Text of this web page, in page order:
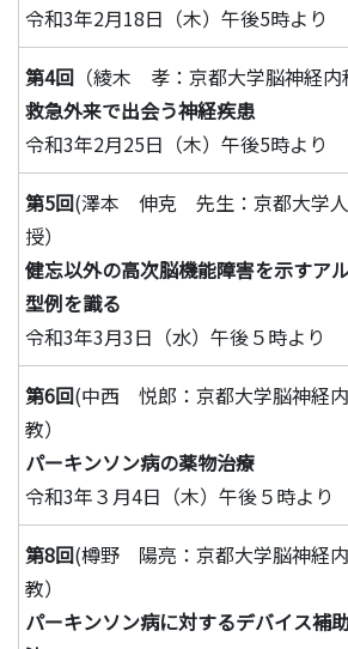
令和3年2月18日（木）午後5時より
第4回 （綾木 孝：京都大学脳神経
救急外来で出会う神経疾患
令和3年2月25日（木）午後5時より
第5回(澤本 伸克 先生：京都大学
授）
健忘以外の高次脳機能障害を示すア
型例を識る
令和3年3月3日（水）午後５時より
第6回(中西 悦郎：京都大学脳神経
教）
パーキンソン病の薬物治療
令和3年３月4日（木）午後５時より
第8回(樽野 陽亮：京都大学脳神経
教）
パーキンソン病に対するデバイス補